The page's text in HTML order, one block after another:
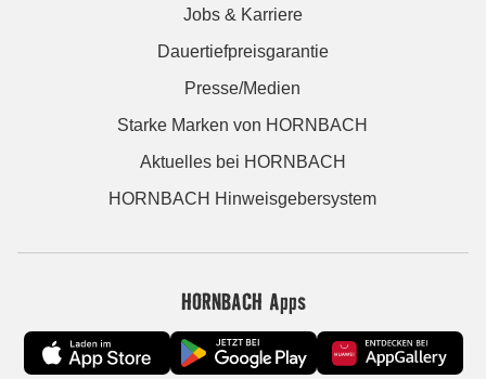
Jobs & Karriere
Dauertiefpreisgarantie
Presse/Medien
Starke Marken von HORNBACH
Aktuelles bei HORNBACH
HORNBACH Hinweisgebersystem
HORNBACH Apps